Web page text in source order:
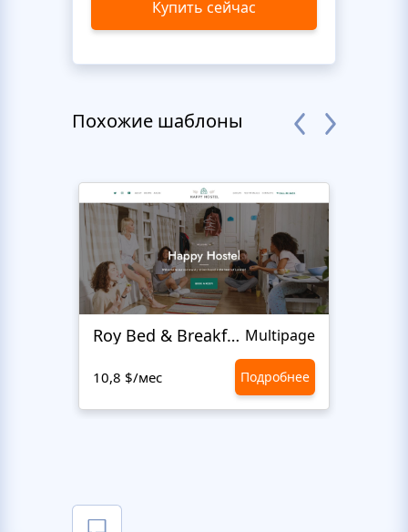
Купить сейчас
Похожие шаблоны
Roy Bed & Breakfast Multipage
10,8 $/мес Подробнее